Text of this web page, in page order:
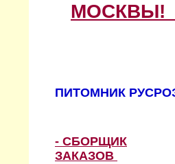
МОСКВЫ!
ПИТОМНИК
- СБОРЩИК
ЗАКАЗОВ